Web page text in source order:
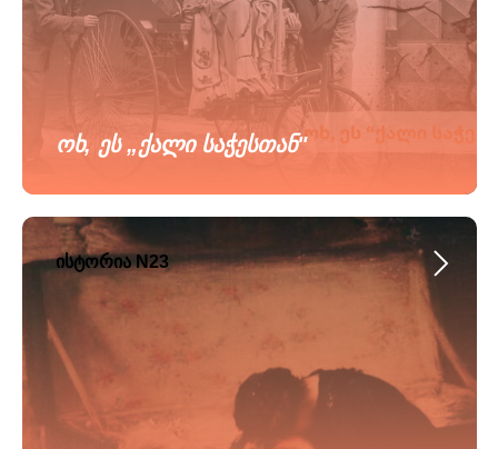
ოხ, ეს „ქალი საჭესთან"
ისტორია N23